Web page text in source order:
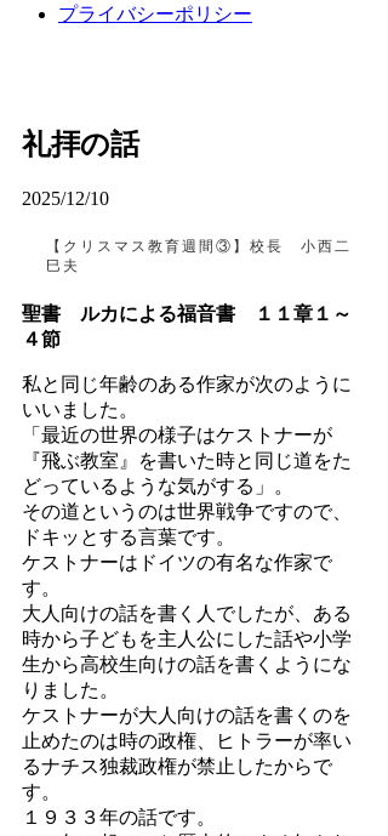
プライバシーポリシー
礼拝の話
2025/12/10
【クリスマス教育週間③】校長 小西二
巳夫
聖書 ルカによる福音書 １１章１～
４節
私と同じ年齢のある作家が次のように
いいました。
「最近の世界の様子はケストナーが
『飛ぶ教室』を書いた時と同じ道をた
どっているような気がする」。
その道というのは世界戦争ですので、
ドキッとする言葉です。
ケストナーはドイツの有名な作家で
す。
大人向けの話を書く人でしたが、ある
時から子どもを主人公にした話や小学
生から高校生向けの話を書くようにな
りました。
ケストナーが大人向けの話を書くのを
止めたのは時の政権、ヒトラーが率い
るナチス独裁政権が禁止したからで
す。
１９３３年の話です。